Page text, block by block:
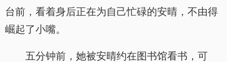
台前，看着身后正在为自己忙碌的安晴，不由得
崛起了小嘴。
五分钟前，她被安晴约在图书馆看书，可